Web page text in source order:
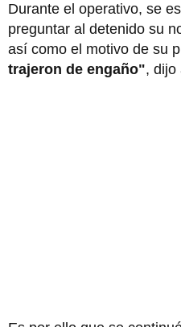
Durante el operativo, se
preguntar al detenido su
así como el motivo de su
trajeron de engaño", dijo